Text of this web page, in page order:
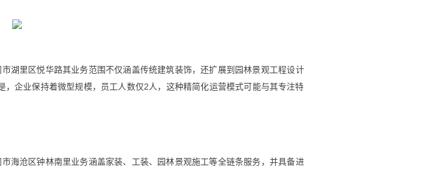
湖里区悦华路其业务范围不仅涵盖传统建筑装饰，还扩展到园林景观工程设计
企业保持着微型规模，员工人数仅2人，这种精简化运营模式可能与其专注特
海沧区钟林南里业务涵盖家装、工装、园林景观施工等全链条服务，并具备进